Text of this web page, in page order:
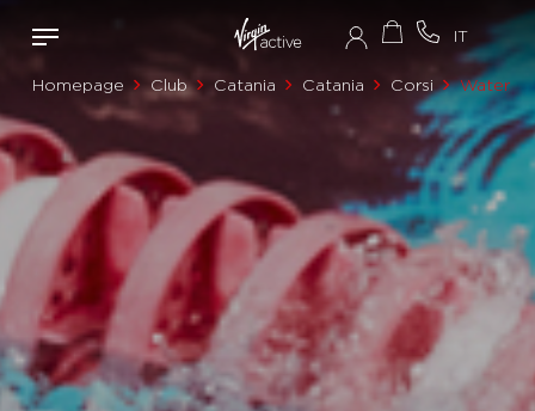
Homepage Club Catania Catania Corsi Water